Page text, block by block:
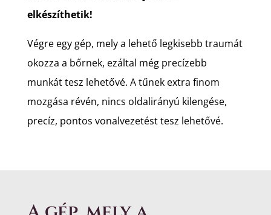
elkészíthetik!
Végre egy gép, mely a lehető legkisebb traumát
okozza a bőrnek, ezáltal még precízebb
munkát tesz lehetővé. A tűnek extra finom
mozgása révén, nincs oldalirányú kilengése,
precíz, pontos vonalvezetést tesz lehetővé.